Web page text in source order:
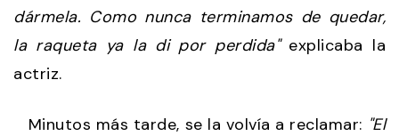
dármela. Como nunca terminamos de quedar,
la raqueta ya la di por perdida"explicaba la
actriz.
Minutos más tarde, se la volvía a reclamar: "El